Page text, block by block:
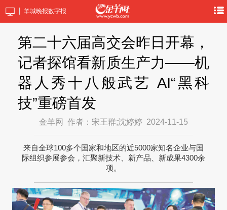
羊城晚报数字报
第二十六届高交会昨日开幕，
记者探馆看新质生产力——机
器人秀十八般武艺 AI“黑科
技”重磅首发
金羊网 作者：宋王群;沈婷婷 2024-11-15
来自全球100多个国家和地区的近5000家知名企业与国
际组织参展参会，汇聚新技术、新产品、新成果4300余
项。